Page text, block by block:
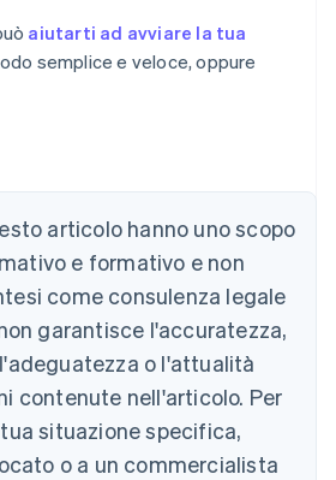
aiutarti ad avviare la tua
semplice e veloce, oppure
articolo hanno uno scopo
e formativo e non
come consulenza legale
garantisce l'accuratezza,
o l'attualità
contenute nell'articolo. Per
situazione specifica,
o a un commercialista
DeutschEnglish